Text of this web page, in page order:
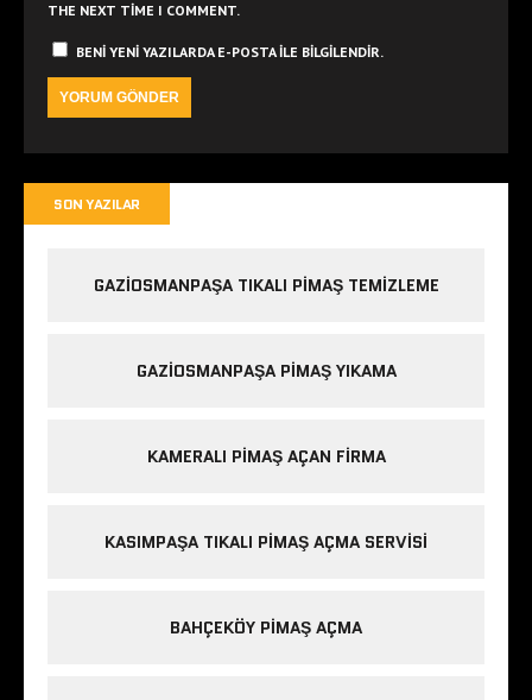
THE NEXT TIME I COMMENT.
BENI YENI YAZILARDA E-POSTA ILE BILGILENDIR.
SON YAZILAR
GAZIOSMANPAŞA TIKALI PIMAŞ TEMIZLEME
GAZIOSMANPAŞA PIMAŞ YIKAMA
KAMERALI PIMAŞ AÇAN FIRMA
KASIMPAŞA TIKALI PIMAŞ AÇMA SERVISI
BAHÇEKÖY PIMAŞ AÇMA